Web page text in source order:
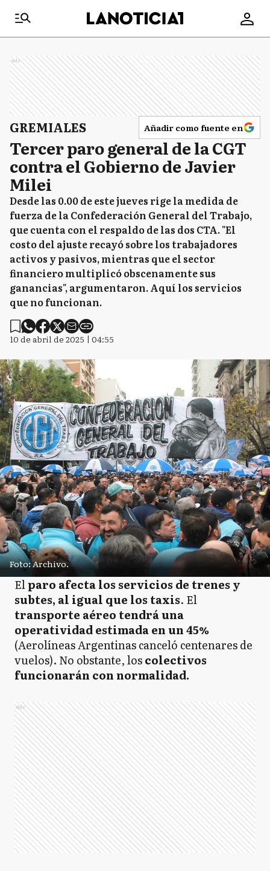
Ads
GREMIALES Añadir como fuente en
Tercer paro general de la CGT
contra el Gobierno de Javier
Milei
Desde las 0.00 de este jueves rige la medida de
fuerza de la Confederación General del Trabajo,
que cuenta con el respaldo de las dos CTA. "El
costo del ajuste recayó sobre los trabajadores
activos y pasivos, mientras que el sector
financiero multiplicó obscenamente sus
ganancias", argumentaron. Aquí los servicios
que no funcionan.
10 de abril de 2025 | 04:55
Foto: Archivo.
Elparo afecta los servicios de trenes y
subtes, al igual que los taxis. El
transporte aéreo tendrá una
operatividad estimada en un 45%
(Aerolíneas Argentinas canceló centenares de
vuelos). No obstante, loscolectivos
funcionarán con normalidad.
Ads